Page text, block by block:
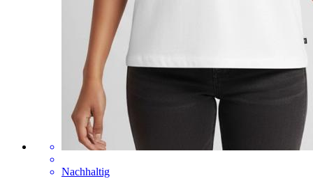
Nachhaltig